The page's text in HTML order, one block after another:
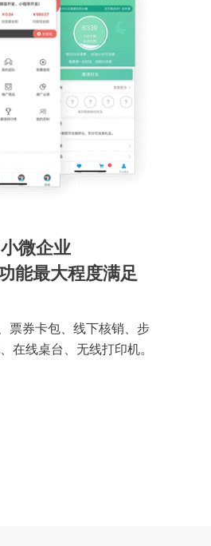
微企业
能最大程度满足
票券卡包、线下核销、步
在线桌台、无线打印机。